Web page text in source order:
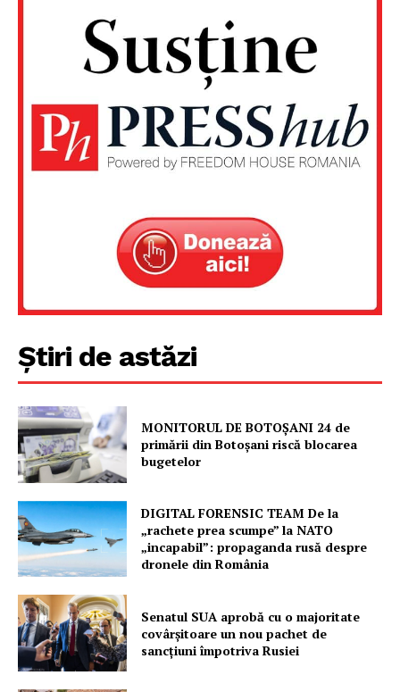
Un proiect
FREEDOM HOUSE ROMÂNIA
PRESShub
Proiecte editoriale
Rețea
Contact
Știri de astăzi
MONITORUL DE BOTOȘANI 24 de
primării din Botoșani riscă blocarea
bugetelor
DIGITAL FORENSIC TEAM De la
„rachete prea scumpe” la NATO
„incapabil”: propaganda rusă despre
dronele din România
Senatul SUA aprobă cu o majoritate
covârșitoare un nou pachet de
sancțiuni împotriva Rusiei